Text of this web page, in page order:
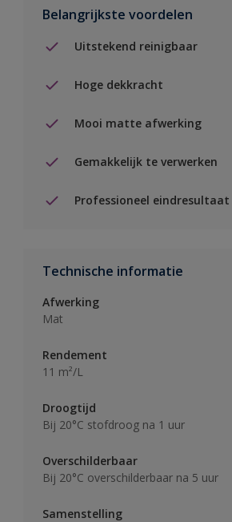
Belangrijkste voordelen
Uitstekend reinigbaar
Hoge dekkracht
Mooi matte afwerking
Gemakkelijk te verwerken
Professioneel eindresultaat
Technische informatie
Afwerking
Mat
Rendement
11 m²/L
Droogtijd
Bij 20°C stofdroog na 1 uur
Overschilderbaar
Bij 20°C overschilderbaar na 5 uur
Samenstelling